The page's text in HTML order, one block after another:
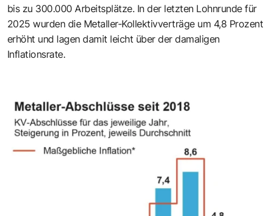
bis zu 300.000 Arbeitsplätze. In der letzten Lohnrunde für
2025 wurden die Metaller-Kollektivverträge um 4,8 Prozent
erhöht und lagen damit leicht über der damaligen
Inflationsrate.